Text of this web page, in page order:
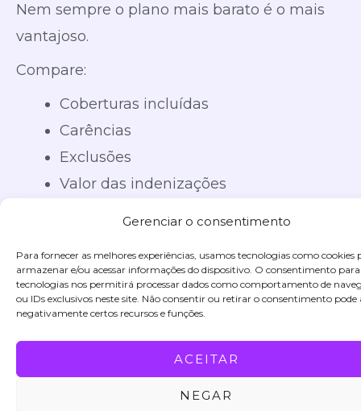
Gerenciar o consentimento
Para fornecer as melhores experiências, usamos tecnologias como cookies
armazenar e/ou acessar informações do dispositivo. O consentimento para
tecnologias nos permitirá processar dados como comportamento de
ou IDs exclusivos neste site. Não consentir ou retirar o consentimento pode
negativamente certos recursos e funções.
ACEITAR
NEGAR
Nem sempre o plano mais barato é o mais
vantajoso.
Compare:
Coberturas incluídas
Carências
Exclusões
Valor das indenizações
Escolha uma corretora confiável
Contar com orientação especializada faz
diferença na hora de encontrar o plano ideal.
Uma corretora experiente ajuda a comparar
opções e identificar o seguro mais adequado